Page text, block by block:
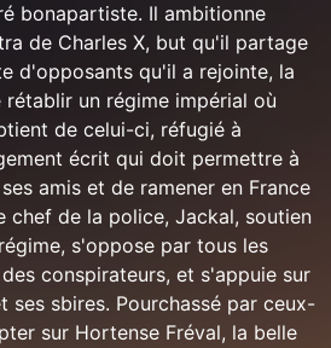
bonapartiste. Il ambitionne
de Charles X, but qu'il partage
d'opposants qu'il a rejointe, la
rétablir un régime impérial où
de celui-ci, réfugié à
écrit qui doit permettre à
amis et de ramener en France
chef de la police, Jackal, soutien
s'oppose par tous les
conspirateurs, et s'appuie sur
ses sbires. Pourchassé par ceux-
sur Hortense Fréval, la belle